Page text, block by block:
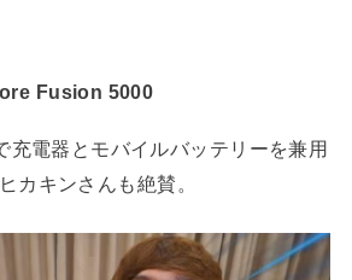
Fusion 5000
充電器とモバイルバッテリーを兼用
カキンさんも絶賛。